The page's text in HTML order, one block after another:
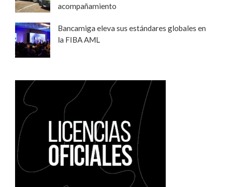
acompañamiento
Bancamiga eleva sus estándares globales en
la FIBA AML